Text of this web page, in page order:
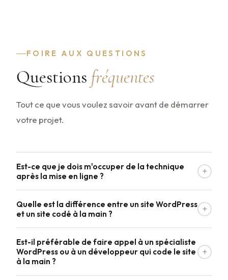
FOIRE AUX QUESTIONS
Questions fréquentes
Tout ce que vous voulez savoir avant de démarrer
votre projet.
Est-ce que je dois m'occuper de la technique
après la mise en ligne ?
+
complexe sur des plateformes comme WordPress, Wix
ou autres, qui reposent sur des thèmes et des
extensions. Cela implique généralement des mises à
jour régulières, des risques de bugs, des problèmes de
Quelle est la différence entre un site WordPress
et un site codé à la main ?
+
sur des systèmes avec des thèmes et des extensions.
Une création de site internet codée à la main permet
Est-il préférable de faire appel à un spécialiste
WordPress ou à un développeur qui code le site
à la main ?
+